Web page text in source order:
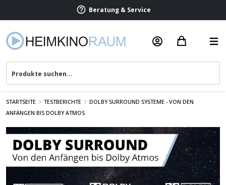
Beratung & Service
STARTSEITE TESTBERICHTE
DOLBY SURROUND SYSTEME - VON DEN
ANFÄNGEN BIS DOLBY ATMOS